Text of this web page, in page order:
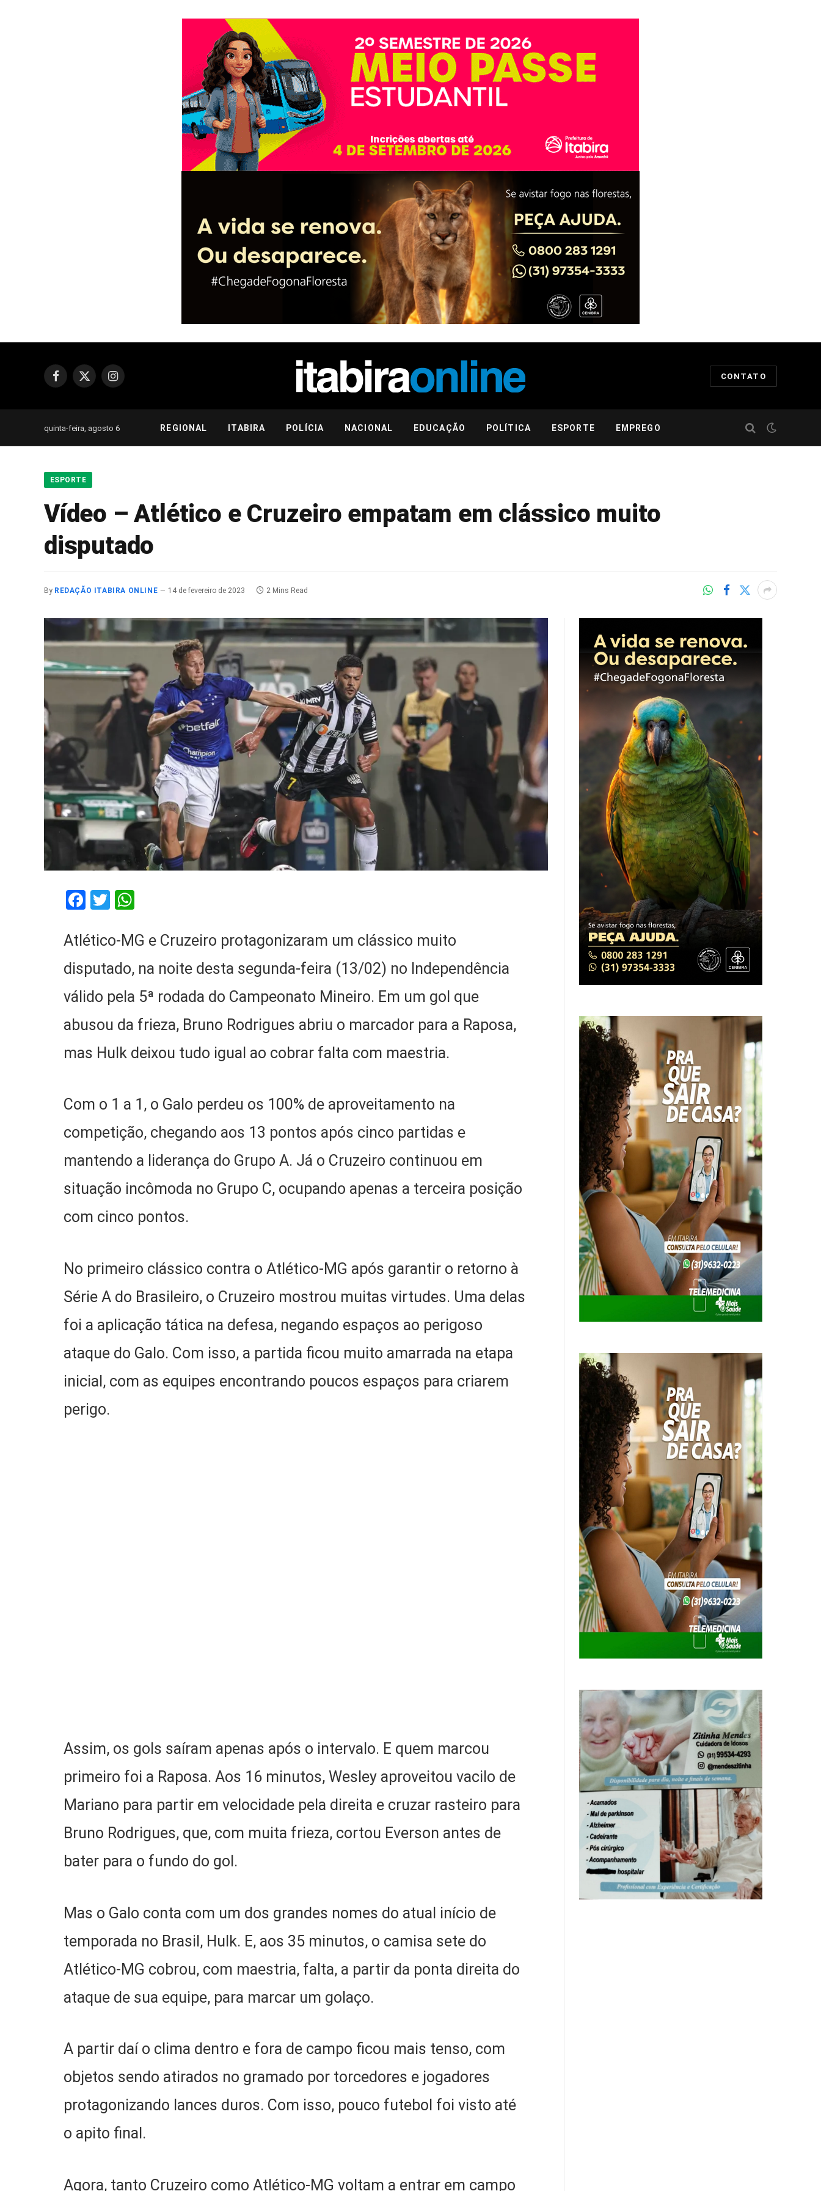
Facebook
X
Instagram
CONTATO
quinta-feira, agosto 6 REGIONAL ITABIRA POLÍCIA NACIONAL EDUCAÇÃO POLÍTICA ESPORTE EMPREGO
ESPORTE
Vídeo – Atlético e Cruzeiro empatam em clássico muito
disputado
By REDAÇÃO ITABIRA ONLINE 14 de fevereiro de 2023 2 Mins Read
Facebook
Twitter
Atlético-MG e Cruzeiro protagonizaram um clássico muito
disputado, na noite desta segunda-feira (13/02) no Independência
válido pela 5ª rodada do Campeonato Mineiro. Em um gol que
abusou da frieza, Bruno Rodrigues abriu o marcador para a Raposa,
mas Hulk deixou tudo igual ao cobrar falta com maestria.
Com o 1 a 1, o Galo perdeu os 100% de aproveitamento na
competição, chegando aos 13 pontos após cinco partidas e
mantendo a liderança do Grupo A. Já o Cruzeiro continuou em
situação incômoda no Grupo C, ocupando apenas a terceira posição
com cinco pontos.
No primeiro clássico contra o Atlético-MG após garantir o retorno à
Série A do Brasileiro, o Cruzeiro mostrou muitas virtudes. Uma delas
foi a aplicação tática na defesa, negando espaços ao perigoso
ataque do Galo. Com isso, a partida ficou muito amarrada na etapa
inicial, com as equipes encontrando poucos espaços para criarem
perigo.
Assim, os gols saíram apenas após o intervalo. E quem marcou
primeiro foi a Raposa. Aos 16 minutos, Wesley aproveitou vacilo de
Mariano para partir em velocidade pela direita e cruzar rasteiro para
Bruno Rodrigues, que, com muita frieza, cortou Everson antes de
bater para o fundo do gol.
Mas o Galo conta com um dos grandes nomes do atual início de
temporada no Brasil, Hulk. E, aos 35 minutos, o camisa sete do
Atlético-MG cobrou, com maestria, falta, a partir da ponta direita do
ataque de sua equipe, para marcar um golaço.
A partir daí o clima dentro e fora de campo ficou mais tenso, com
objetos sendo atirados no gramado por torcedores e jogadores
protagonizando lances duros. Com isso, pouco futebol foi visto até
o apito final.
Agora, tanto Cruzeiro como Atlético-MG voltam a entrar em campo